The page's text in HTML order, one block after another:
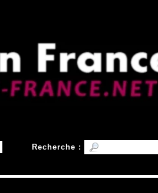
Recherche :